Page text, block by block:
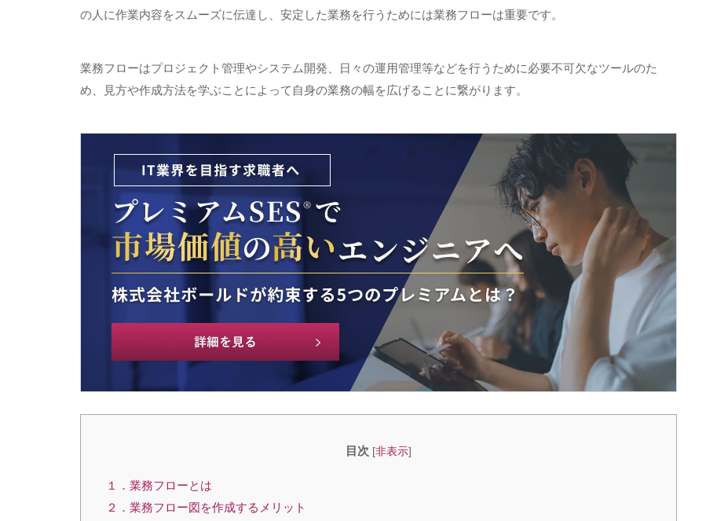
の人に作業内容をスムーズに伝達し、安定した業務を行うためには業務フローは重要です。
業務フローはプロジェクト管理やシステム開発、日々の運用管理等などを行うために必要不可欠なツールのた
め、見方や作成方法を学ぶことによって自身の業務の幅を広げることに繋がります。
目次 [非表示]
１．業務フローとは
２．業務フロー図を作成するメリット